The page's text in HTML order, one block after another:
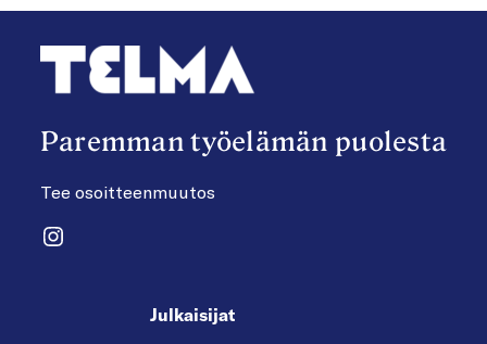
Paremman työelämän puolesta
Tee osoitteenmuutos
Instagram
Julkaisijat